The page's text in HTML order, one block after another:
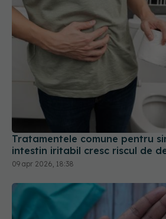
Tratamentele comune pentru
intestin iritabil cresc riscul de
09 apr 2026, 18:38